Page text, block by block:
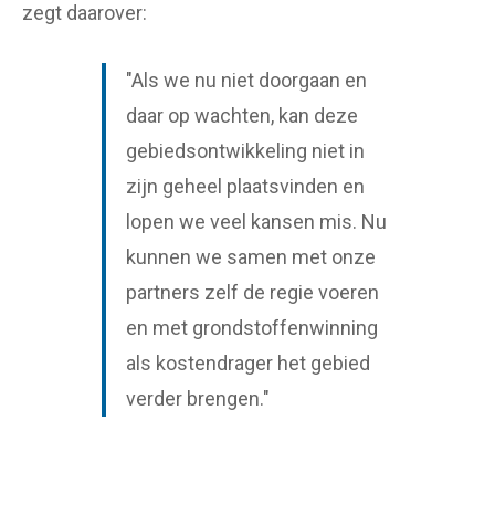
zegt daarover:
"Als we nu niet doorgaan en
daar op wachten, kan deze
gebiedsontwikkeling niet in
zijn geheel plaatsvinden en
lopen we veel kansen mis. Nu
kunnen we samen met onze
partners zelf de regie voeren
en met grondstoffenwinning
als kostendrager het gebied
verder brengen."